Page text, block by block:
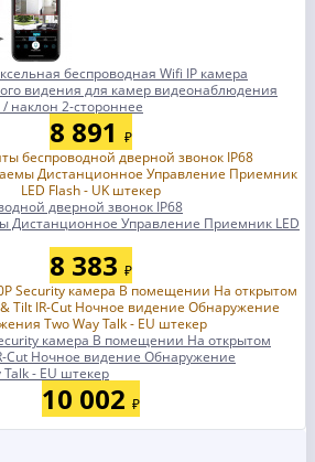
беспроводная Wifi IP камера
видения для камер видеонаблюдения
наклон 2-стороннее
8 891 ₽
дверной звонок IP68
Дистанционное Управление Приемник LED
8 383 ₽
камера В помещении На открытом
Cut Ночное видение Обнаружение
- EU штекер
10 002 ₽